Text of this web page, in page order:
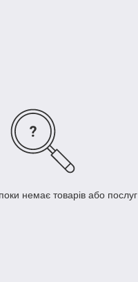
немає товарів або послуг